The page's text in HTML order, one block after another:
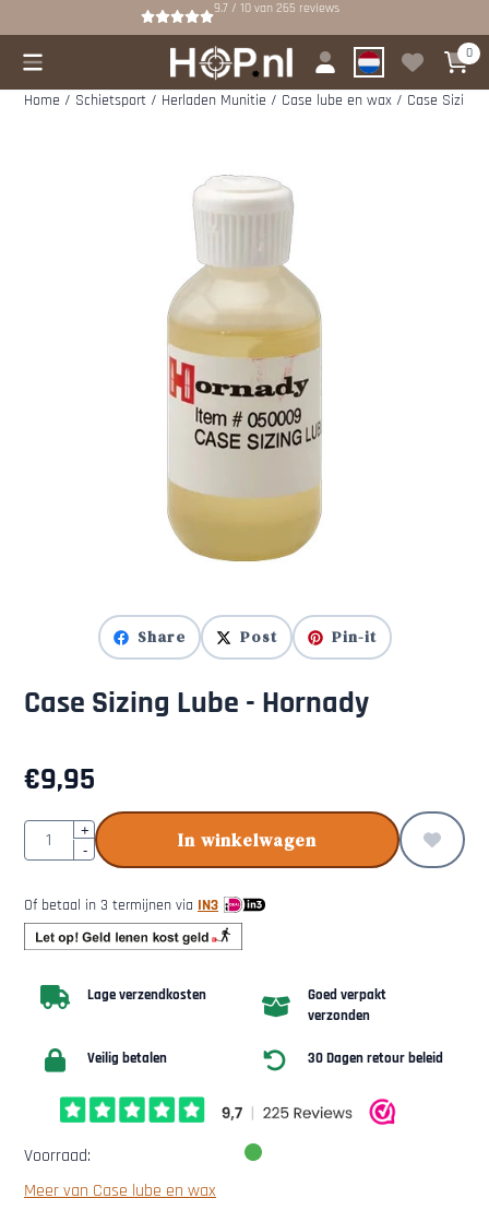
Cookievoorkeuren zijn beschikbaar. Kies instellingen of sta alle
9.7 / 10 van265 reviews
0
Home / Schietsport / Herladen Munitie / Case lube en wax / Case Sizing
Share Post Pin-it
Case Sizing Lube - Hornady
€9,95
Aantal
+
-
In winkelwagen
Of betaal in 3 termijnen via IN3
Lage verzendkosten
Goed verpakt
verzonden
Veilig betalen 30 Dagen retour beleid
Voorraad:
Meer van Case lube en wax